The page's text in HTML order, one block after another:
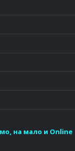
на мало и Online